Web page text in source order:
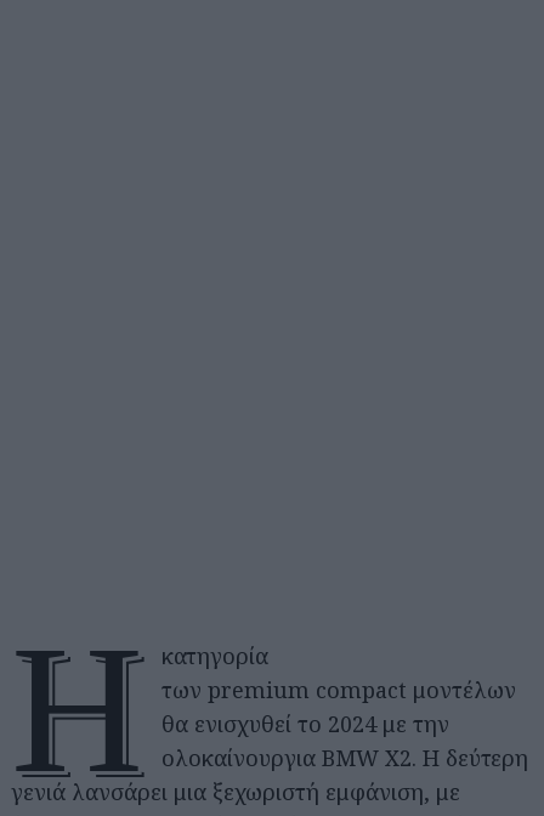
Η
κατηγορία
των premium compact μοντέλων
θα ενισχυθεί το 2024 με την
ολοκαίνουργια BMW X2. H δεύτερη
γενιά λανσάρει μια ξεχωριστή εμφάνιση, με